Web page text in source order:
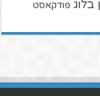
בלוג פודקאסט